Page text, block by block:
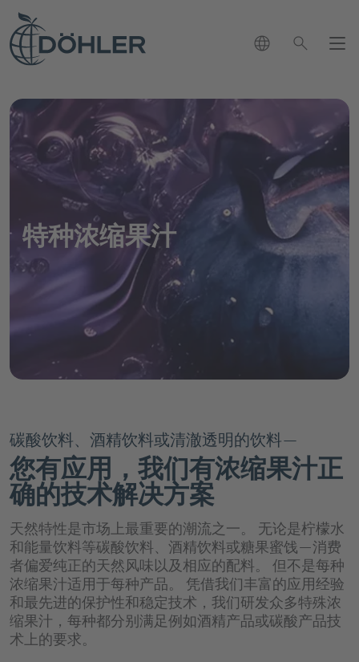
新闻
联系方式
市场
chevron_right
回到主菜单
市场概览页
生命科学与营养产业
饮料行业
chevron_left
水
软饮料
果汁和果汁饮料
茶
咖啡
啤酒厂
食品行业 chevron_right
食品行业概览页
乳制品
冰淇淋
糖果
烘焙
谷物和零食
chevron_left回到 "市场"
Channels概览页
餐饮服务行业
Retail and e-Commerce
应用与解决方案 chevron_right
chevron_left回到主菜单
应用与解决方案概览页
饮料应用
chevron_left
软饮料和水概览页
近水饮料
可乐&碳酸饮料
运动饮料
纯果汁和果汁饮料
chevron_left回到 "应用与解决方案"
纯果汁和果汁饮料概览页
纯果汁&中浓度果汁饮料
低浓度果汁饮料
速溶饮料
茶，咖啡和草本饮品
chevron_right
chevron_left回到 "应用与解决方案"
茶，咖啡和草本饮品概览页
啤酒和麦芽饮料 chevron_right
chevron_left回到 "应用与解决方案"
苹果酒，葡萄酒和烈酒
我们的产品组合 chevron_right
chevron_left回到主菜单
我们的产品组合概览页
天然口感和香料解决方案 chevron_right
天然口感和香料解决方案概览页
柑橘类
水果味
茶
咖啡原料
食品和饮料用植物原料
chevron_left回到 "我们的产品组合"
口感改良和甜味系统概览页
口感改良
增甜系统
组织形成剂
健康配料
chevron_right
chevron_left
健康配料概览页
肠道健康
精力充沛
天然色素 chevron_right
chevron_left回到 "我们的产品组合"
天然色素概览页
柠檬黄
涂层系统
创新产品用植物性原料
chevron_right
chevron_left回到 "我们的产品组合"
食品和饮料用果蔬原料 chevron_right
可持续性发展
职业生涯
文化检验C
专业人员
应聘流程与常见问题解答
德乐介绍 chevron_right
德乐介绍概览页
我们是谁
Our Fundamentals
We bring ideas to life.
chevron_right
chevron_left回到 "德乐介绍"
We bring ideas to life.概览页
我们的所在地
公司管理
Innovation Platform
Döhler|Ventures
D|PLUS
Customer Login
language search
组合
展
close
我们可以怎样帮助您？
search
特种浓缩果汁
碳酸饮料、酒精饮料或清澈透明的饮料—
您有应用，我们有浓缩果汁正
确的技术解决方案
天然特性是市场上最重要的潮流之一。 无论是柠檬水
和能量饮料等碳酸饮料、酒精饮料或糖果蜜饯—消费
者偏爱纯正的天然风味以及相应的配料。 但不是每种
浓缩果汁适用于每种产品。 凭借我们丰富的应用经验
和最先进的保护性和稳定技术，我们研发众多特殊浓
缩果汁，每种都分别满足例如酒精产品或碳酸产品技
术上的要求。